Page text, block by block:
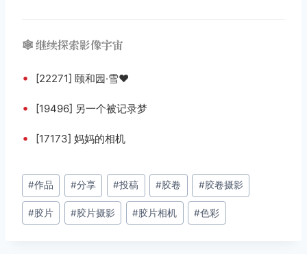
🕸️ 继续探索影像宇宙
• [22271] 颐和园·雪❤️
• [19496] 另一个被记录梦
• [17173] 妈妈的相机
文
章
标
#作品 #分享 #投稿 #胶卷 #胶卷摄影
#胶片 #胶片摄影 #胶片相机 #色彩